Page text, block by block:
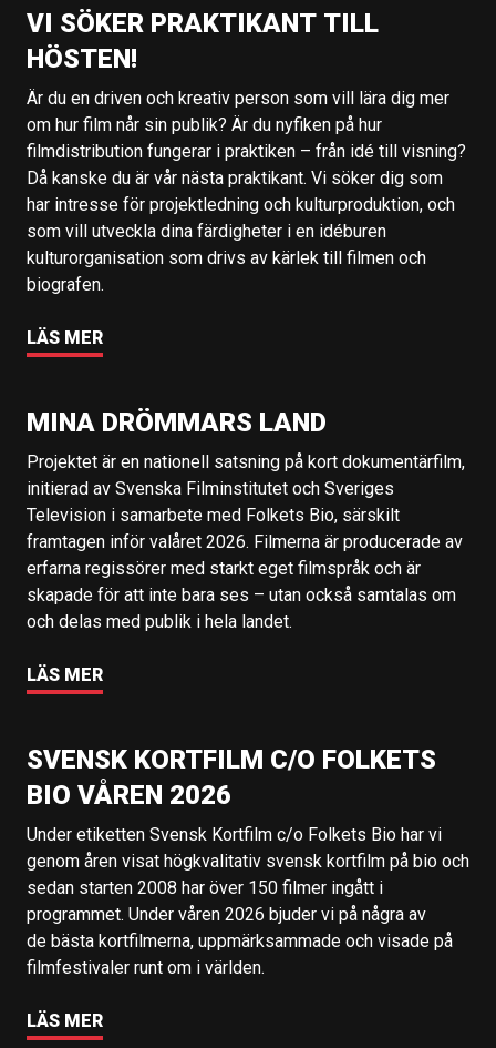
VI SÖKER PRAKTIKANT TILL
HÖSTEN!
Är du en driven och kreativ person som vill lära dig mer
om hur film når sin publik? Är du nyfiken på hur
filmdistribution fungerar i praktiken – från idé till visning?
Då kanske du är vår nästa praktikant. Vi söker dig som
har intresse för projektledning och kulturproduktion, och
som vill utveckla dina färdigheter i en idéburen
kulturorganisation som drivs av kärlek till filmen och
biografen.
LÄS MER
MINA DRÖMMARS LAND
Projektet är en nationell satsning på kort dokumentärfilm,
initierad av Svenska Filminstitutet och Sveriges
Television i samarbete med Folkets Bio, särskilt
framtagen inför valåret 2026. Filmerna är producerade av
erfarna regissörer med starkt eget filmspråk och är
skapade för att inte bara ses – utan också samtalas om
och delas med publik i hela landet.
LÄS MER
SVENSK KORTFILM C/O FOLKETS
BIO VÅREN 2026
Under etiketten Svensk Kortfilm c/o Folkets Bio har vi
genom åren visat högkvalitativ svensk kortfilm på bio och
sedan starten 2008 har över 150 filmer ingått i
programmet. Under våren 2026 bjuder vi på några av
de bästa kortfilmerna, uppmärksammade och visade på
filmfestivaler runt om i världen.
LÄS MER